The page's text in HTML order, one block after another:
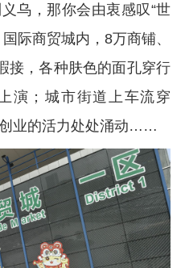
乌，那你会由衷感叹“世
际商贸城内，8万商铺、
接，各种肤色的面孔穿行
演；城市街道上车流穿
业的活力处处涌动……